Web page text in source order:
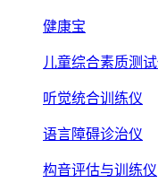
健康宝
儿童综合素质测
听觉统合训练仪
语言障碍诊治仪
构音评估与训练仪